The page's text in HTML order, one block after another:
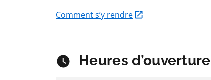
Comment s’y rendre
Heures d’ouverture